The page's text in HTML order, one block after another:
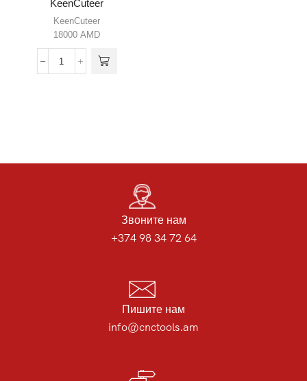
KeenCuteer
KeenCuteer
18000 AMD
Звоните нам
+374 98 34 72 64
Пишите нам
info@cnctools.am